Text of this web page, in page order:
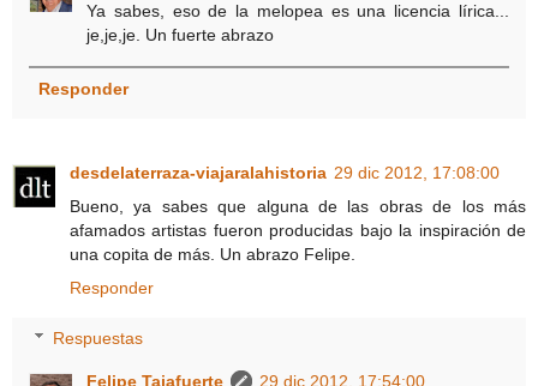
Ya sabes, eso de la melopea es una licencia lírica...
je,je,je. Un fuerte abrazo
Responder
desdelaterraza-viajaralahistoria 29 dic 2012, 17:08:00
Bueno, ya sabes que alguna de las obras de los más
afamados artistas fueron producidas bajo la inspiración de
una copita de más. Un abrazo Felipe.
Responder
Respuestas
Felipe Tajafuerte
29 dic 2012, 17:54:00